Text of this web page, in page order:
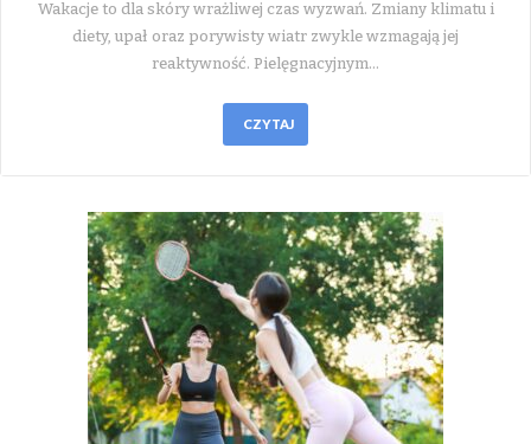
Wakacje to dla skóry wrażliwej czas wyzwań. Zmiany klimatu i
diety, upał oraz porywisty wiatr zwykle wzmagają jej
reaktywność. Pielęgnacyjnym…
CZYTAJ